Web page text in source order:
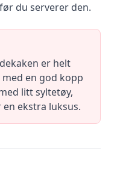
du serverer den.
er helt
en god kopp
litt syltetøy,
ekstra luksus.